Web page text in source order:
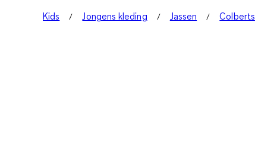
Kids Jongens kleding Jassen Colberts